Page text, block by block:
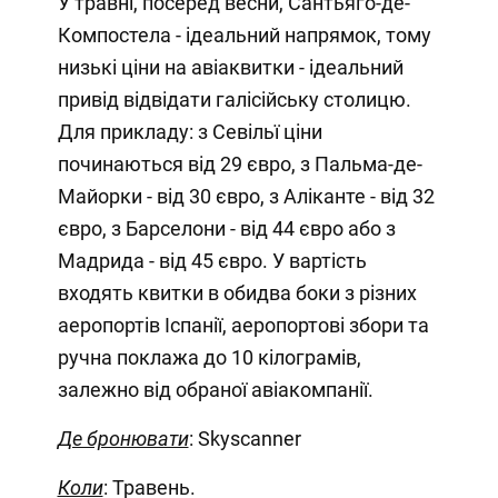
Компостела - ідеальний напрямок, тому
низькі ціни на авіаквитки - ідеальний
привід відвідати галісійську столицю.
Для прикладу: з Севільї ціни
починаються від 29 євро, з Пальма-де-
Майорки - від 30 євро, з Аліканте - від 32
євро, з Барселони - від 44 євро або з
Мадрида - від 45 євро. У вартість
входять квитки в обидва боки з різних
аеропортів Іспанії, аеропортові збори та
ручна поклажа до 10 кілограмів,
залежно від обраної авіакомпанії.
Де бронювати: Skyscanner
Коли: Травень.